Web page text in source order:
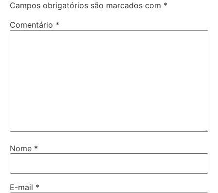
Campos obrigatórios são marcados com *
Comentário *
Nome *
E-mail *